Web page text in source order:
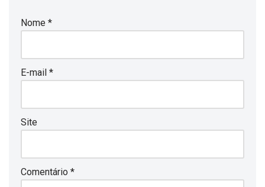
Nome *
E-mail *
Site
Comentário *